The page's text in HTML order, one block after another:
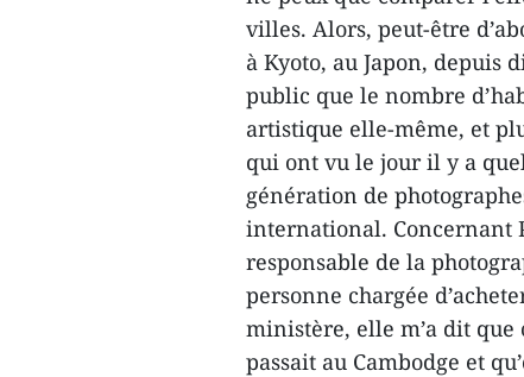
villes. Alors, peut-être
à Kyoto, au Japon, depuis
public que le nombre
artistique elle-même, et
qui ont vu le jour il y a
génération de
international. Concernant
responsable de la
personne chargée
ministère, elle m’a dit que
passait au Cambodge et